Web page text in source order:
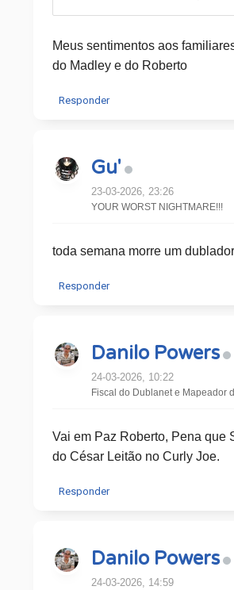
Meus sentimentos aos
do Madley e do Roberto
Responder
Gu'
23-03-2026, 23:26
YOUR WORST NIGHTMARE!!!
toda semana morre um dublador
Responder
Danilo Powers
24-03-2026, 10:22
Fiscal do Dublanet e Mapeador
Vai em Paz Roberto, Pena que
do César Leitão no Curly Joe.
Responder
Danilo Powers
24-03-2026, 14:59